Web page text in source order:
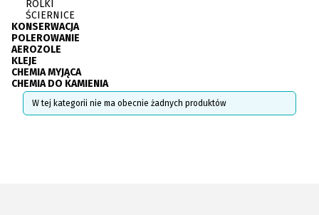
ROLKI
ŚCIERNICE
KONSERWACJA
POLEROWANIE
AEROZOLE
KLEJE
CHEMIA MYJĄCA
CHEMIA DO KAMIENIA
Koniec menu
Lista produktów
W tej kategorii nie ma obecnie żadnych produktów